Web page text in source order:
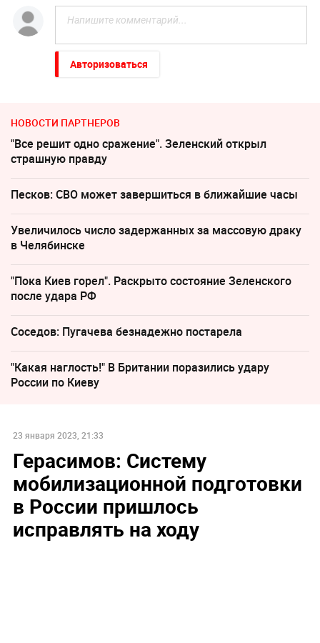
Авторизоваться
НОВОСТИ ПАРТНЕРОВ
"Все решит одно сражение". Зеленский открыл
страшную правду
Песков: СВО может завершиться в ближайшие часы
Увеличилось число задержанных за массовую драку
в Челябинске
"Пока Киев горел". Раскрыто состояние Зеленского
после удара РФ
Соседов: Пугачева безнадежно постарела
"Какая наглость!" В Британии поразились удару
России по Киеву
23 января 2023, 21:33
Герасимов: Систему
мобилизационной подготовки
в России пришлось
исправлять на ходу